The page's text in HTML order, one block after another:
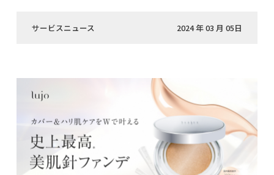
サービスニュース 2024 年 03 月 05日